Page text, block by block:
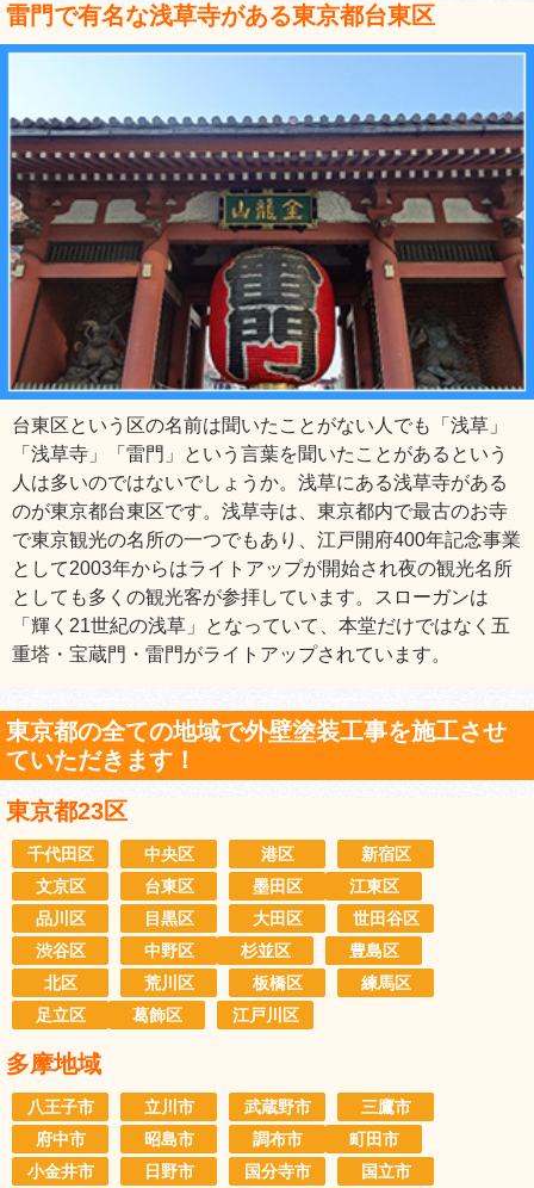
雷門で有名な浅草寺がある東京都台東区
台東区という区の名前は聞いたことがない人でも「浅草」
「浅草寺」「雷門」という言葉を聞いたことがあるという
人は多いのではないでしょうか。浅草にある浅草寺がある
のが東京都台東区です。浅草寺は、東京都内で最古のお寺
で東京観光の名所の一つでもあり、江戸開府400年記念事業
として2003年からはライトアップが開始され夜の観光名所
としても多くの観光客が参拝しています。スローガンは
「輝く21世紀の浅草」となっていて、本堂だけではなく五
重塔・宝蔵門・雷門がライトアップされています。
東京都の全ての地域で外壁塗装工事を施工させ
ていただきます！
東京都23区
千代田区 中央区 港区
新宿区
文京区
台東区 墨田区
江東区
品川区
目黒区 大田区
世田谷区
渋谷区
中野区 杉並区
豊島区
北区
荒川区 板橋区
練馬区
足立区
葛飾区 江戸川区
多摩地域
八王子市 立川市 武蔵野市
三鷹市
府中市
昭島市 調布市
町田市
小金井市
日野市 国分寺市
国立市